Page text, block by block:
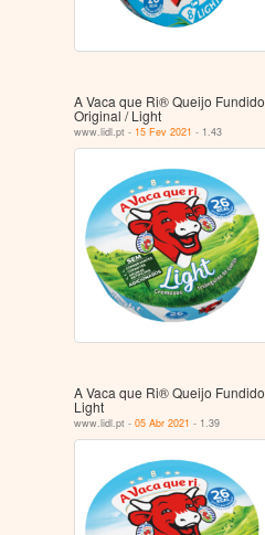
A Vaca que Ri® Queijo Fundido
Original / Light
www.lidl.pt - 15 Fev 2021 - 1.43
A Vaca que Ri® Queijo Fundido
Light
www.lidl.pt -05 Abr 2021 - 1.39